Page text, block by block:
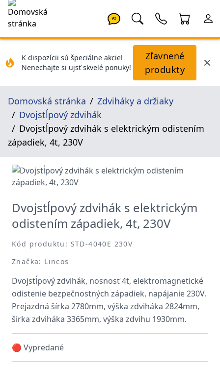
AI
K dispozícii sú špeciálne akcie!
Nenechajte si ujsť skvelé ponuky!
Zľavnené
produkty
Domovská stránka
Zdviháky a držiaky
Dvojstĺpový zdvihák
Dvojstĺpový zdvihák s elektrickým odistením
západiek, 4t, 230V
Dvojstĺpový zdvihák s elektrickým
odistením západiek, 4t, 230V
Kód produktu: STD-4040E 230V
Značka: Lincos
Dvojstĺpový zdvihák, nosnosť 4t, elektromagnetické
odistenie bezpečnostných západiek, napájanie 230V.
Prejazdná šírka 2780mm, výška zdviháka 2824mm,
širka zdviháka 3365mm, výška zdvihu 1930mm.
🔴 Vypredané